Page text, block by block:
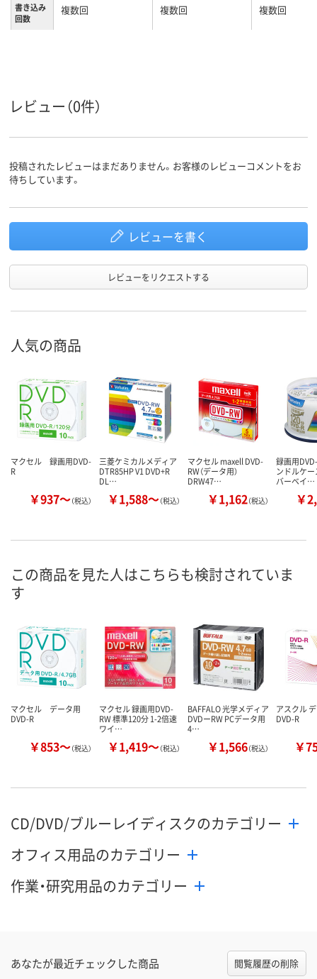
書き込み
回数
複数回 複数回 複数回
レビュー（0件）
投稿されたレビューはまだありません。お客様のレビューコメントをお
待ちしています。
レビューを書く
レビューをリクエストする
人気の商品
マクセル 録画用DVD-
R
￥937～（税込）
三菱ケミカルメディア
DTR85HP V1 DVD+R
DL…
￥1,588～（税込）
マクセル maxell DVD-
RW（データ用）
DRW47…
￥1,162（税込）
録画用
ンドルケ
バーベイ…
￥
この商品を見た人はこちらも検討されていま
す
マクセル データ用
DVD-R
￥853～（税込）
マクセル 録画用DVD-
RW 標準120分 1-2倍速
ワイ…
￥1,419～（税込）
BAFFALO 光学メディア
DVDーRW PCデータ用
4…
￥1,566（税込）
アスクル
DVD-R
￥
CD/DVD/ブルーレイディスクのカテゴリー
オフィス用品のカテゴリー
作業・研究用品のカテゴリー
あなたが最近チェックした商品 閲覧履歴の削除